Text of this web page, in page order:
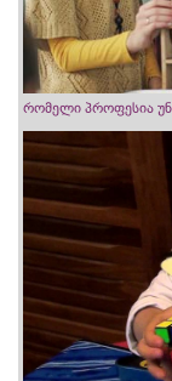
რომელი პროფესია